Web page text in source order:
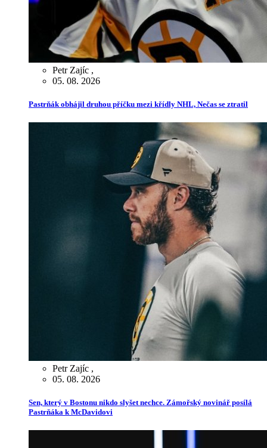
Petr Zajíc ,
05. 08. 2026
Pastrňák obhájil druhou příčku mezi křídly NHL, Nečas se ztratil
Petr Zajíc ,
05. 08. 2026
Sen, který v Bostonu nikdo slyšet nechce. Zámořský novinář posílá
Pastrňáka k McDavidovi